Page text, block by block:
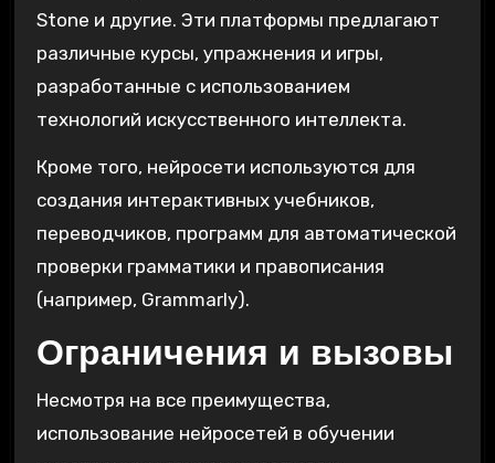
Stone и другие. Эти платформы предлагают
различные курсы, упражнения и игры,
разработанные с использованием
технологий искусственного интеллекта.
Кроме того, нейросети используются для
создания интерактивных учебников,
переводчиков, программ для автоматической
проверки грамматики и правописания
(например, Grammarly).
Ограничения и вызовы
Несмотря на все преимущества,
использование нейросетей в обучении